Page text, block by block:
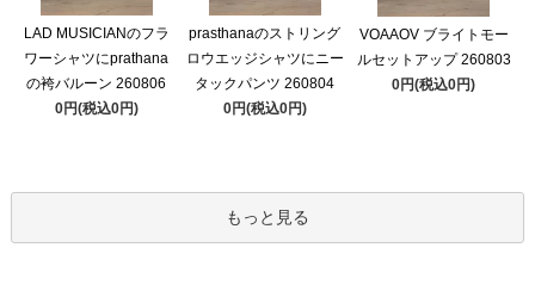
LAD MUSICIANのフラ
ワーシャツにprathana
の袴バルーン 260806
0円(税込0円)
prasthanaのストリング
ロウエッジシャツにニー
タックパンツ 260804
0円(税込0円)
VOAAOV ブライトモー
ルセットアップ 260803
0円(税込0円)
もっと見る